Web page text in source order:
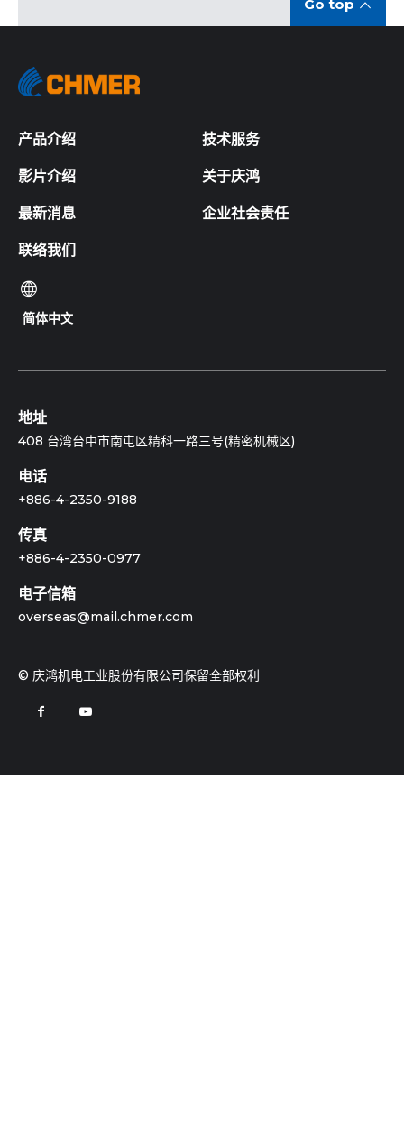
Go top
产品介绍 技术服务
影片介绍 关于庆鸿
最新消息 企业社会责任
联络我们
简体中文
地址
408 台湾台中市南屯区精科一路三号(精密机械区)
电话
+886-4-2350-9188
传真
+886-4-2350-0977
电子信箱
overseas@mail.chmer.com
© 庆鸿机电工业股份有限公司保留全部权利